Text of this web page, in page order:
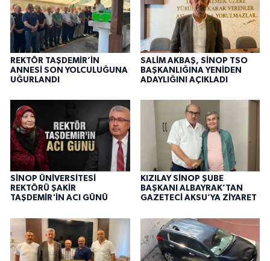
REKTÖR TAŞDEMİR’İN
ANNESİ SON YOLCULUĞUNA
UĞURLANDI
SALİM AKBAŞ, SİNOP TSO
BAŞKANLIĞINA YENİDEN
ADAYLIĞINI AÇIKLADI
SİNOP ÜNİVERSİTESİ
REKTÖRÜ ŞAKİR
TAŞDEMİR'İN ACI GÜNÜ
KIZILAY SİNOP ŞUBE
BAŞKANI ALBAYRAK’TAN
GAZETECİ AKSU’YA ZİYARET